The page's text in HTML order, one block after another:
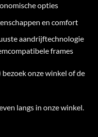
opties
en comfort
aandrijftechnologie
frames
onze winkel of de
langs in onze winkel.